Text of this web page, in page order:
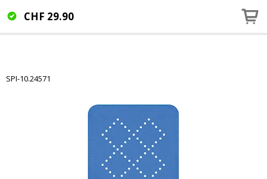
CHF 29.90
SPI-10.24571